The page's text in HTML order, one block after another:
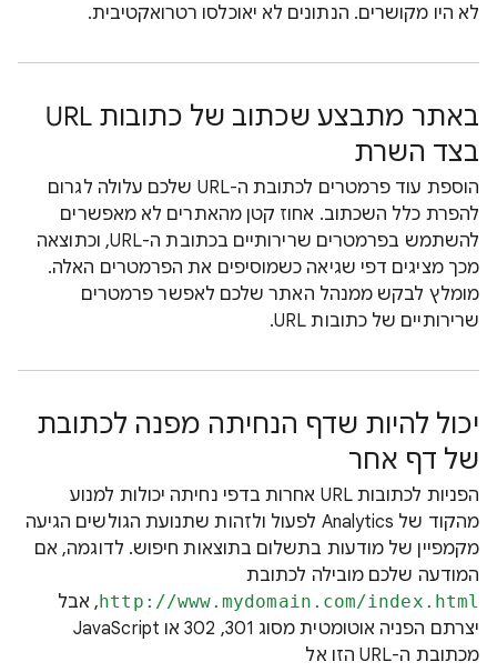
לא היו מקושרים. הנתונים לא יאוכלסו רטרואקטיבית.
באתר מתבצע שכתוב של כתובות URL
בצד השרת
הוספת עוד פרמטרים לכתובת ה-URL שלכם עלולה לגרום
להפרת כלל השכתוב. אחוז קטן מהאתרים לא מאפשרים
להשתמש בפרמטרים שרירותיים בכתובת ה-URL, וכתוצאה
מכך מציגים דפי שגיאה כשמוסיפים את הפרמטרים האלה.
מומלץ לבקש ממנהל האתר שלכם לאפשר פרמטרים
שרירותיים של כתובות URL.
יכול להיות שדף הנחיתה מפנה לכתובת
של דף אחר
הפניות לכתובות URL אחרות בדפי נחיתה יכולות למנוע
מהקוד של Analytics לפעול ולזהות שתנועת הגולשים הגיעה
מקמפיין של מודעות בתשלום בתוצאות חיפוש. לדוגמה, אם
המודעה שלכם מובילה לכתובת
http://www.mydomain.com/index.html‏, אבל
יצרתם הפניה אוטומטית מסוג 301, ‏302 או JavaScript
מכתובת ה-URL הזו אל